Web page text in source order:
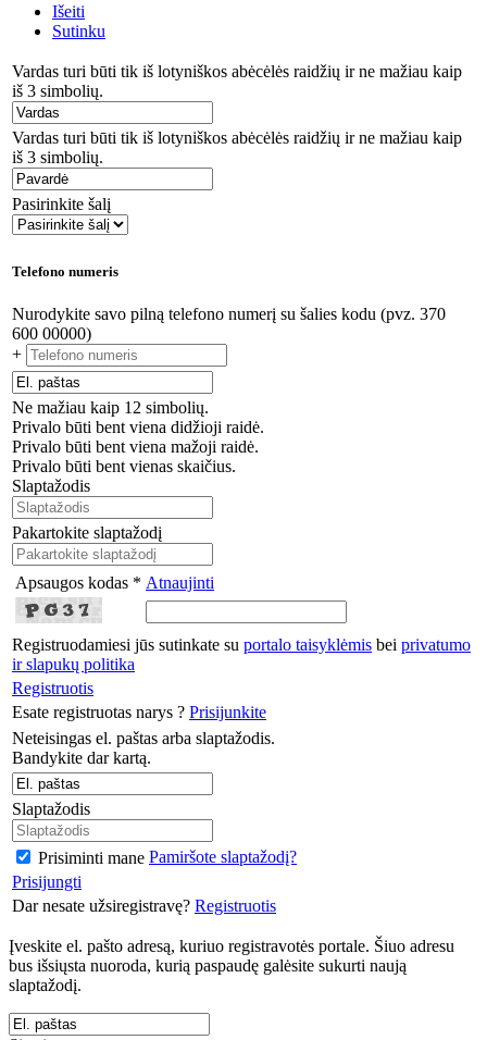
Išeiti
Sutinku
Vardas turi būti tik iš lotyniškos abėcėlės raidžių ir ne mažiau kaip
iš 3 simbolių.
Vardas turi būti tik iš lotyniškos abėcėlės raidžių ir ne mažiau kaip
iš 3 simbolių.
Pasirinkite šalį
Telefono numeris
Nurodykite savo pilną telefono numerį su šalies kodu (pvz. 370
600 00000)
+
Ne mažiau kaip 12 simbolių.
Privalo būti bent viena didžioji raidė.
Privalo būti bent viena mažoji raidė.
Privalo būti bent vienas skaičius.
Slaptažodis
Pakartokite slaptažodį
Apsaugos kodas * Atnaujinti
Registruodamiesi jūs sutinkate su portalo taisyklėmis bei privatumo
ir slapukų politika
Registruotis
Esate registruotas narys ? Prisijunkite
Neteisingas el. paštas arba slaptažodis.
Bandykite dar kartą.
Slaptažodis
Prisiminti mane Pamiršote slaptažodį?
Prisijungti
Dar nesate užsiregistravę? Registruotis
Įveskite el. pašto adresą, kuriuo registravotės portale. Šiuo adresu
bus išsiųsta nuoroda, kurią paspaudę galėsite sukurti naują
slaptažodį.